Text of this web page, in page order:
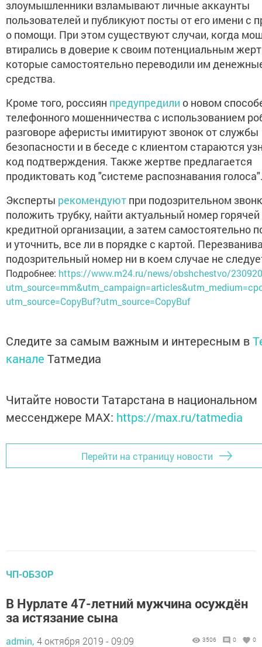
злоумышленники взламывают личные аккаунты
пользователей и публикуют посты от его имени с
о помощи. При этом существуют случаи, когда
втирались в доверие к своим потенциальным
которые самостоятельно переводили им
средства.
Кроме того, россиян предупредили о новом
телефонного мошенничества с использованием
разговоре аферисты имитируют звонок от службы
безопасности и в беседе с клиентом стараются
код подтверждения. Также жертве предлагается
продиктовать код "системе распознавания
Эксперты рекомендуют при подозрительном
положить трубку, найти актуальный номер
кредитной организации, а затем самостоятельно
и уточнить, все ли в порядке с картой.
подозрительный номер ни в коем случае не
Подробнее: https://www.m24.ru/news/obshchestvo/
utm_source=CopyBuf?utm_source=CopyBuf
Следите за самым важным и интересным в
канале Татмедиа
Читайте новости Татарстана в национальном
мессенджере MАХ: https://max.ru/tatmedia
Перейти на страницу новости
ЧП-ОБЗОР
В Нурлате 47-летний мужчина осуждён
за истязание сына
admin, 4 октября 2019 - 09:09 3506 0 0